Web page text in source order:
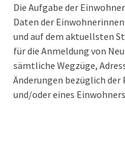
Die Aufgabe der
Daten der
und auf dem aktuellsten
für die Anmeldung von
sämtliche Wegzüge,
Änderungen bezüglich
und/oder eines